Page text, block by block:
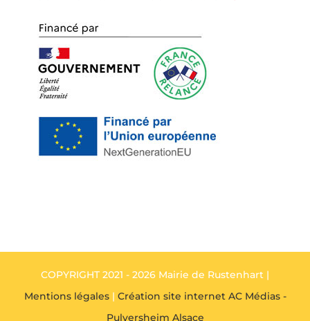
COPYRIGHT 2021 - 2026 Mairie de Rustenhart |
Mentions légales| Création site internet AC Médias -
Pulversheim Alsace